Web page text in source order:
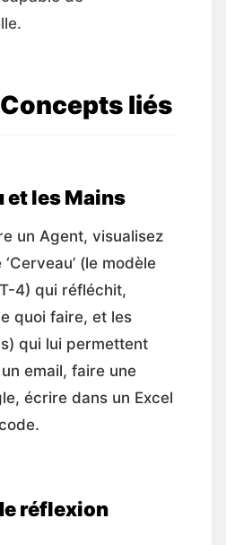
liés
et les Mains
un Agent, visualisez
(le modèle
4) qui réfléchit,
quoi faire, et les
qui lui permettent
email, faire une
écrire dans un Excel
réflexion